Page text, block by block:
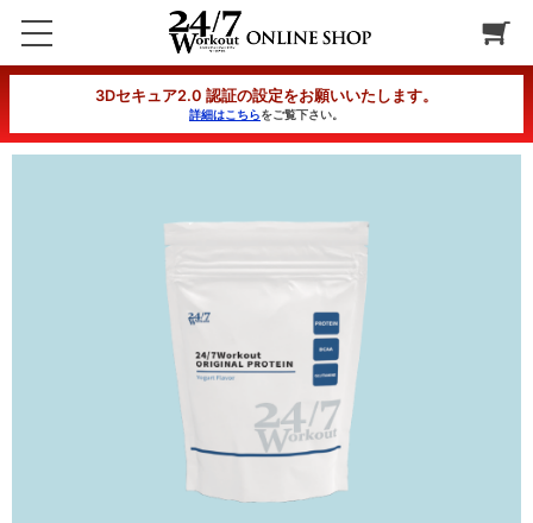
24/7Workout オリジナルプロテイン12ヶ月コース バナナ風味
3Dセキュア2.0 認証の設定をお願いいたします。
詳細はこちらをご覧下さい。